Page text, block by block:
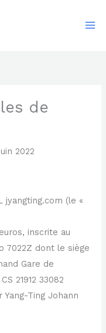
de
2022
jyangting.com (le «
inscrite au
7022Z dont le siège
Gare de
21912 33082
Ting Johann